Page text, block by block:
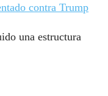
contra Trump
una estructura